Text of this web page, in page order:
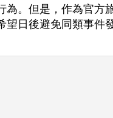
。但是，作為官方
日後避免同類事件發